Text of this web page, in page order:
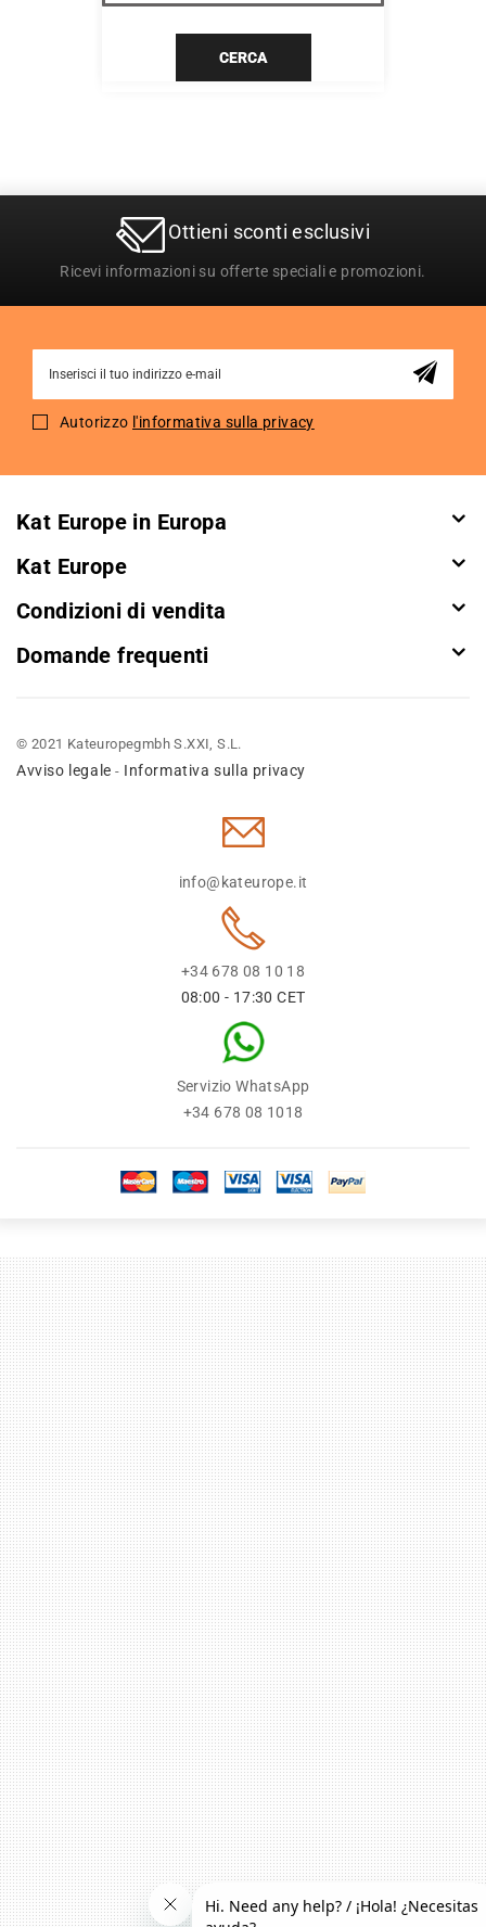
CERCA
Ottieni sconti esclusivi
Ricevi informazioni su offerte speciali e promozioni.
for
Autorizzo l'informativa sulla privacy
Kat Europe in Europa
Kat Europe
Condizioni di vendita
Domande frequenti
© 2021 Kateuropegmbh S.XXI, S.L.
Avviso legale - Informativa sulla privacy
info@kateurope.it
+34 678 08 10 18
08:00 - 17:30 CET
Servizio WhatsApp
+34 678 08 1018